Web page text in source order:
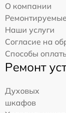
О компании
Наши услуги
Согласие на
Способы
Ремонт
Духовых
шкафов